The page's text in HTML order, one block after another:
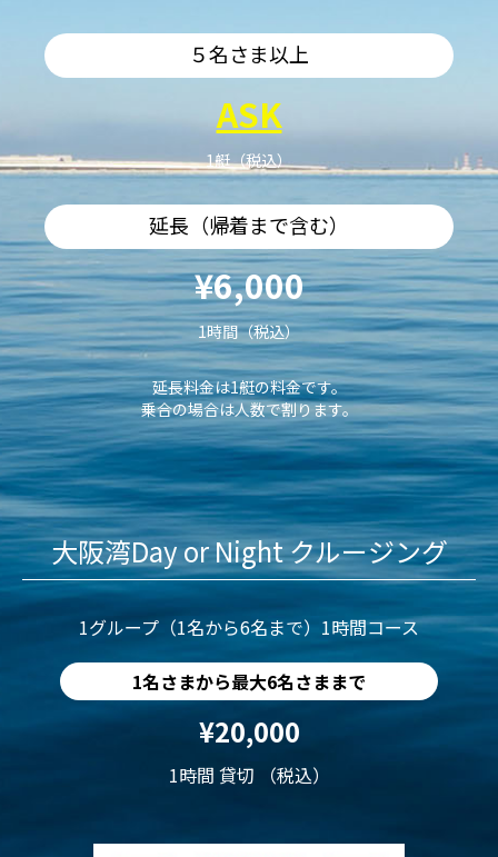
５名さま以上
ASK
1艇（税込）
延長（帰着まで含む）
¥6,000
1時間（税込）
延長料金は1艇の料金です。
乗合の場合は人数で割ります。
大阪湾Day or Night クルージング
1グループ（1名から6名まで）1時間コース
1名さまから最大6名さままで
¥20,000
1時間 貸切 （税込）